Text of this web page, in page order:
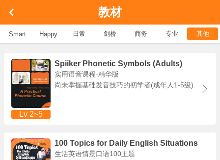
教材
Smart Happy 日常 剑桥 商务 专业 其他
Lv 2~5
Spiiker Phonetic Symbols (Adults)
实用语音课程-精华版
尚未掌握基础发音技巧的初学者(成年人1-5级)
100 Topics for Daily English Situations
生活英语情景口语100主题